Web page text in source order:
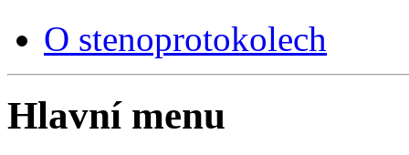
O stenoprotokolech
Hlavní menu